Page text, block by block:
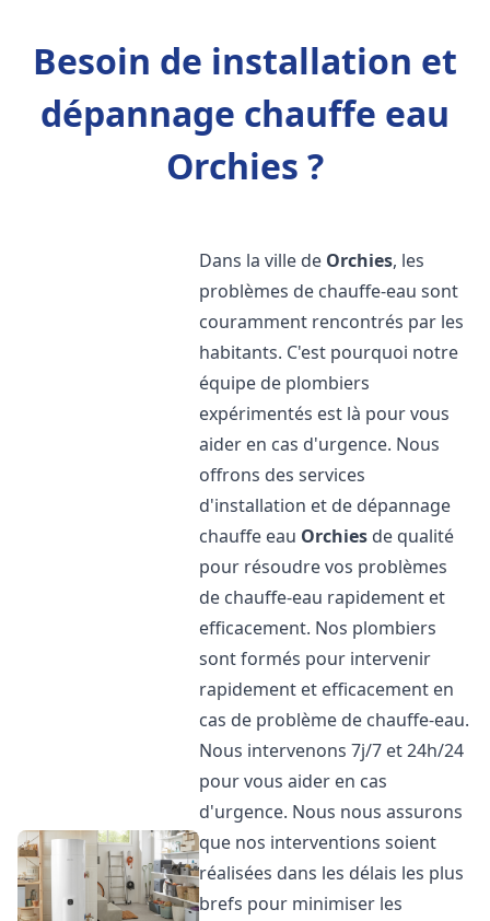
Besoin de installation et
dépannage chauffe eau
Orchies ?
Dans la ville de Orchies, les
problèmes de chauffe-eau sont
couramment rencontrés par les
habitants. C'est pourquoi notre
équipe de plombiers
expérimentés est là pour vous
aider en cas d'urgence. Nous
offrons des services
d'installation et de dépannage
chauffe eau Orchies de qualité
pour résoudre vos problèmes
de chauffe-eau rapidement et
efficacement. Nos plombiers
sont formés pour intervenir
rapidement et efficacement en
cas de problème de chauffe-eau.
Nous intervenons 7j/7 et 24h/24
pour vous aider en cas
d'urgence. Nous nous assurons
que nos interventions soient
réalisées dans les délais les plus
brefs pour minimiser les